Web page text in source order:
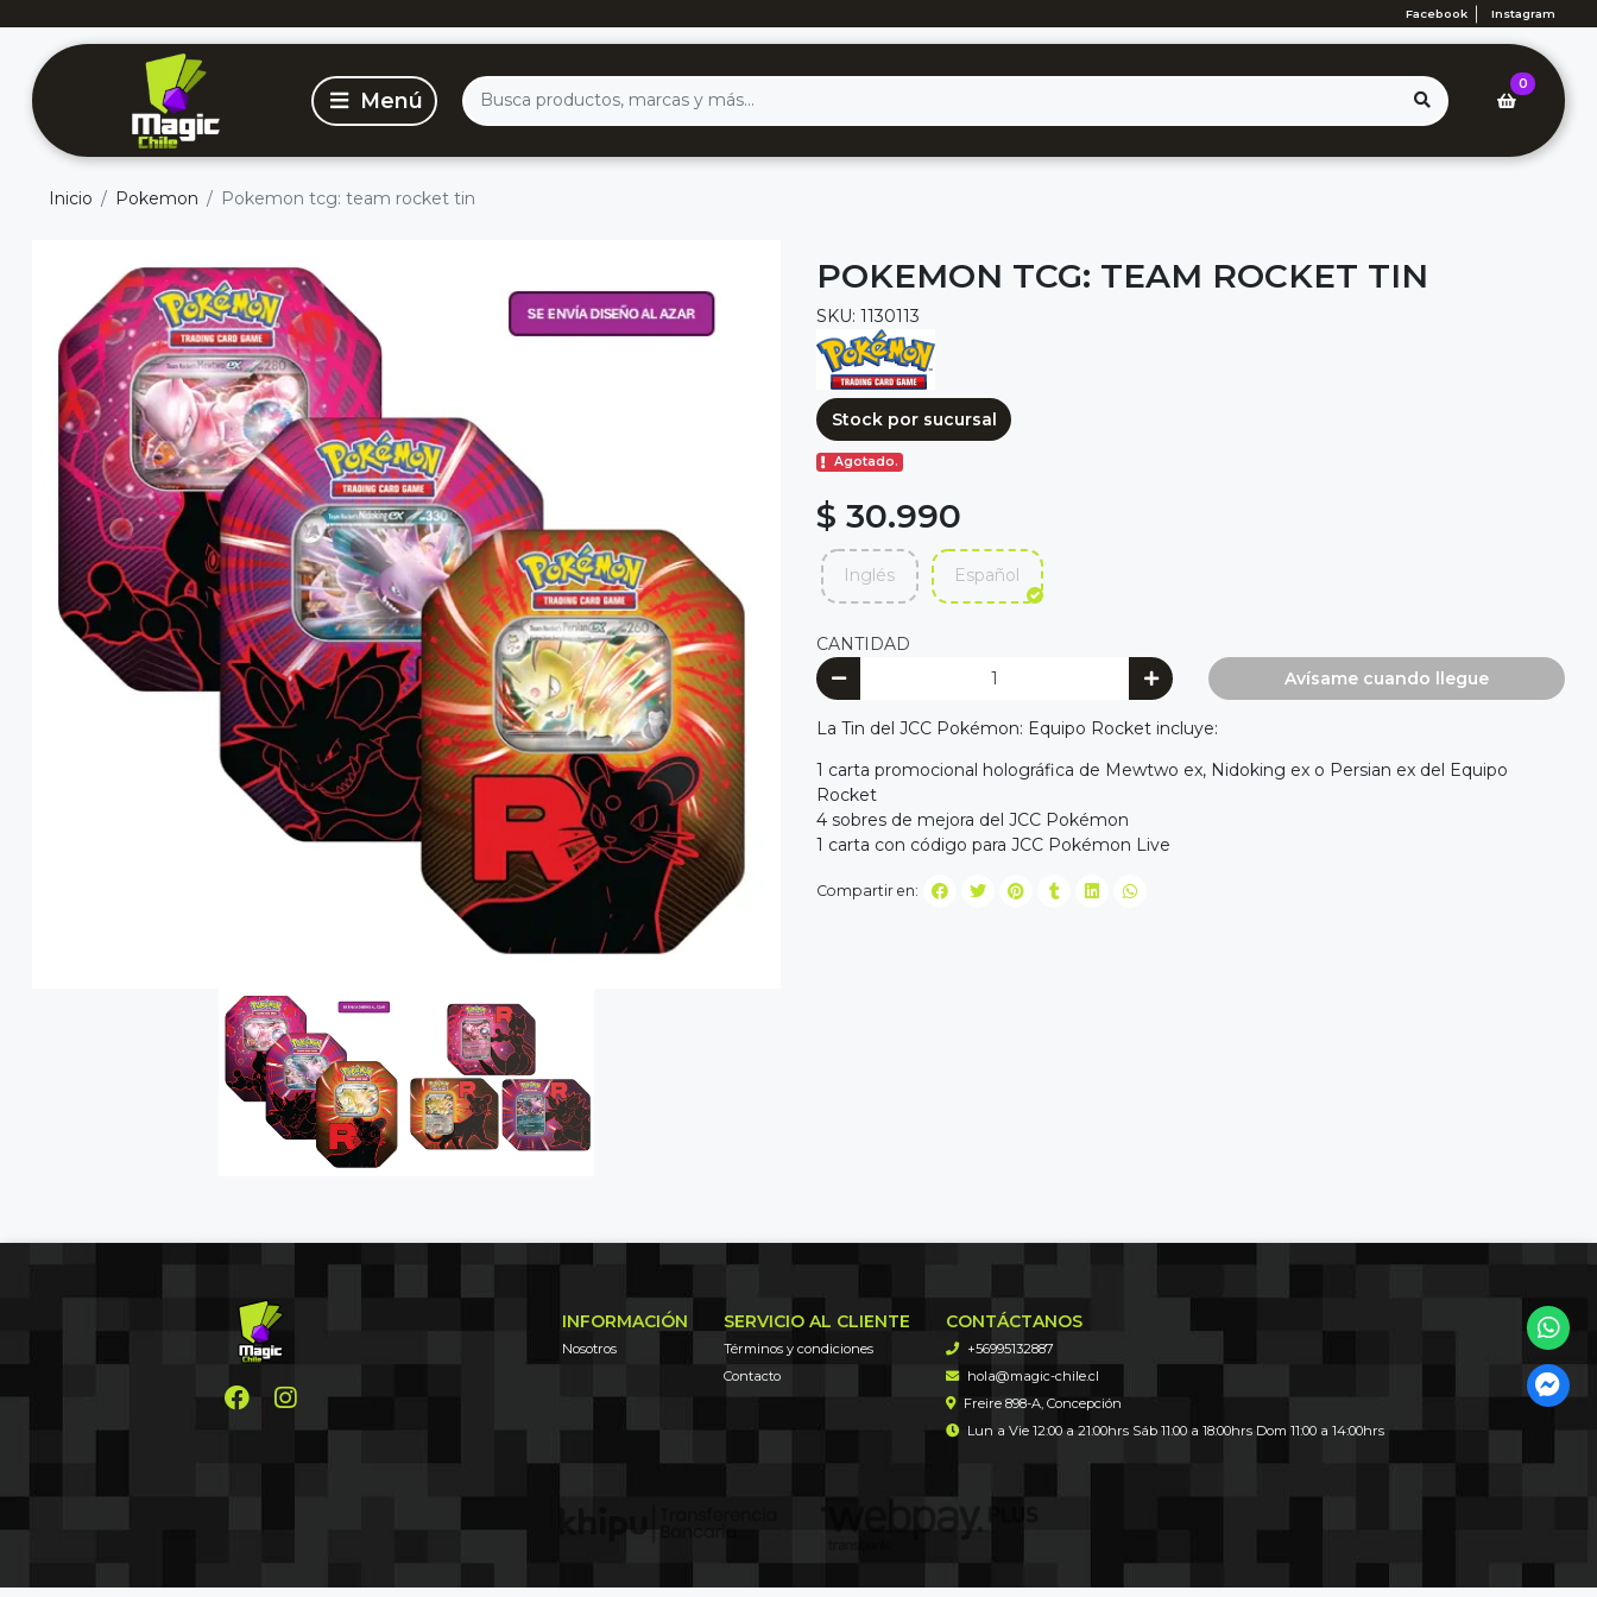
Facebook Instagram
0
Inicio Pokemon Pokemon tcg: team rocket tin
POKEMON TCG: TEAM ROCKET TIN
SKU: 1130113
Stock por sucursal
Agotado.
$ 30.990
Inglés Español
CANTIDAD
Avísame cuando llegue
La Tin del JCC Pokémon: Equipo Rocket incluye:
1 carta promocional holográfica de Mewtwo ex, Nidoking ex o Persian ex del Equipo
Rocket
4 sobres de mejora del JCC Pokémon
1 carta con código para JCC Pokémon Live
Compartir en:
INFORMACIÓN
Nosotros
SERVICIO AL CLIENTE
Términos y condiciones
Contacto
CONTÁCTANOS
+56995132887
hola@magic-chile.cl
Freire 898-A, Concepción
Lun a Vie 12:00 a 21:00hrs Sáb 11:00 a 18:00hrs Dom 11:00 a 14:00hrs